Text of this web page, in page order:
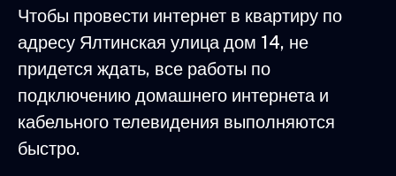
Чтобы провести интернет в квартиру по
адресу Ялтинская улица дом 14, не
придется ждать, все работы по
подключению домашнего интернета и
кабельного телевидения выполняются
быстро.